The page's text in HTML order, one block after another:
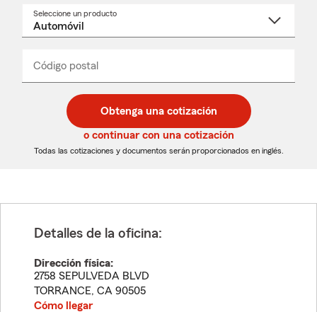
Seleccione un producto
desplegable
Código postal
de
5
dígitos
de
5
dígitos
_____
Obtenga una cotización
o continuar con una cotización
Todas las cotizaciones y documentos serán proporcionados en inglés.
Detalles de la oficina:
Dirección física:
2758 SEPULVEDA BLVD
TORRANCE, CA 90505
Cómo llegar